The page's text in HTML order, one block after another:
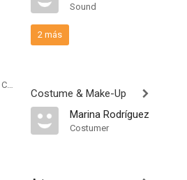
Second Assistant Camera
Sound
2 más
Costume & Make-Up
Marina Rodríguez
Costumer